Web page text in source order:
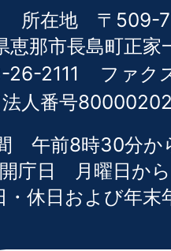
所在地 〒509-
恵那市長島町正家
2111
ファ
法人番号
午前8時30分か
開庁日 月曜日か
・休日および年